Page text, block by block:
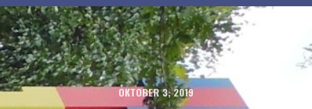
OKTOBER 3, 2019